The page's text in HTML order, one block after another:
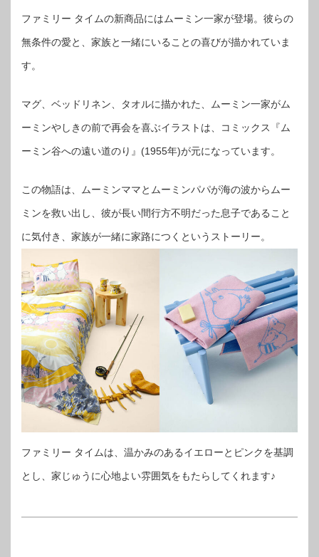
ファミリー タイムの新商品にはムーミン一家が登場。彼らの
無条件の愛と、家族と一緒にいることの喜びが描かれていま
す。
マグ、ベッドリネン、タオルに描かれた、ムーミン一家がム
ーミンやしきの前で再会を喜ぶイラストは、コミックス『ム
ーミン谷への遠い道のり』(1955年)が元になっています。
この物語は、ムーミンママとムーミンパパが海の波からムー
ミンを救い出し、彼が長い間行方不明だった息子であること
に気付き、家族が一緒に家路につくというストーリー。
ファミリー タイムは、温かみのあるイエローとピンクを基調
とし、家じゅうに心地よい雰囲気をもたらしてくれます♪